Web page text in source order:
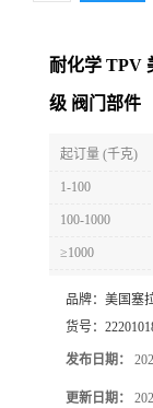
证
耐化学 TPV
级 阀门部件
起订量 (千克)
1-100
100-1000
≥1000
品牌： 美国塞
货号：
发布日期：
更新日期：